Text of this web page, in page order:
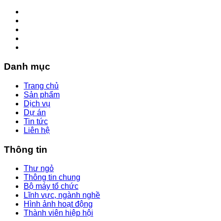
Danh mục
Trang chủ
Sản phẩm
Dịch vụ
Dự án
Tin tức
Liên hệ
Thông tin
Thư ngỏ
Thông tin chung
Bộ máy tổ chức
Lĩnh vực, ngành nghề
Hình ảnh hoạt động
Thành viên hiệp hội